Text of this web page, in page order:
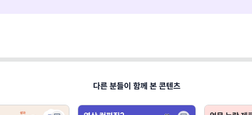
다른 분들이 함께 본 콘텐츠